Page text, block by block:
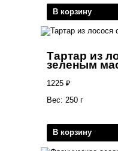
В корзину
Тартар из
зеленым
1225 ₽
Вес: 250 г
В корзину